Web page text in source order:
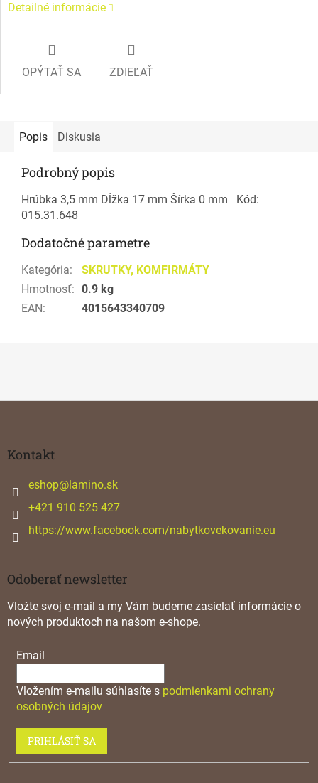
Detailné informácie
OPÝTAŤ SA ZDIEĽAŤ
Popis Diskusia
Podrobný popis
Hrúbka 3,5 mm Dĺžka 17 mm Šírka 0 mm Kód:
015.31.648
Dodatočné parametre
Kategória:
SKRUTKY, KOMFIRMÁTY
Hmotnosť: 0.9 kg
EAN: 4015643340709
Kontakt
eshop@lamino.sk
+421 910 525 427
https://www.facebook.com/nabytkovekovanie.eu
Odoberať newsletter
Vložte svoj e-mail a my Vám budeme zasielať informácie o
nových produktoch na našom e-shope.
Email
Vložením e-mailu súhlasíte s podmienkami ochrany
osobných údajov
PRIHLÁSIŤ SA